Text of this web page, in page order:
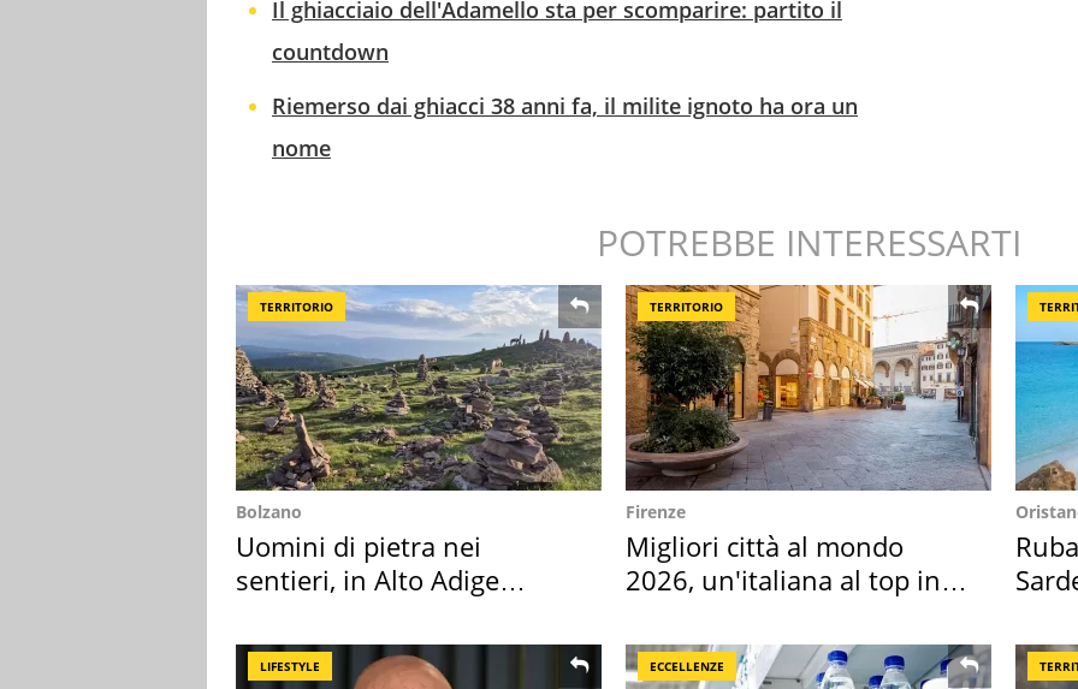
Il ghiacciaio dell'Adamello sta per scomparire: partito il
countdown
Riemerso dai ghiacci 38 anni fa, il milite ignoto ha ora un
nome
POTREBBE INTERESSARTI
TERRITORIO
Bolzano
Uomini di pietra nei
sentieri, in Alto Adige
TERRITORIO
Firenze
Migliori città al mondo
2026, un'italiana al top in
LIFESTYLE ECCELLENZE